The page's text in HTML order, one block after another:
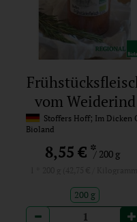
vom Weiderind
Stoffers Hoff; Im Dicken
Bioland
8,55 €*/ 200 g
200 g
Anzahl